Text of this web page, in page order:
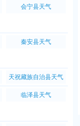
会宁县天气
秦安县天气
天祝藏族自治县天气
临泽县天气